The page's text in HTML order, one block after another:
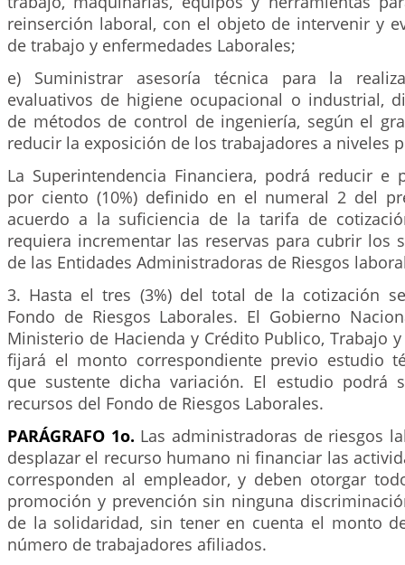
reinserción laboral, con el objeto de intervenir y
de trabajo y enfermedades Laborales;
e) Suministrar asesoría técnica para la
evaluativos de higiene ocupacional o industrial,
de métodos de control de ingeniería, según el
reducir la exposición de los trabajadores a niveles
La Superintendencia Financiera, podrá reducir e
por ciento (10%) definido en el numeral 2 del
acuerdo a la suficiencia de la tarifa de
requiera incrementar las reservas para cubrir los
de las Entidades Administradoras de Riesgos
3. Hasta el tres (3%) del total de la cotización
Fondo de Riesgos Laborales. El Gobierno
Ministerio de Hacienda y Crédito Publico, Trabajo
fijará el monto correspondiente previo estudio
que sustente dicha variación. El estudio podrá
recursos del Fondo de Riesgos Laborales.
PARÁGRAFO 1o. Las administradoras de riesgos
desplazar el recurso humano ni financiar las
corresponden al empleador, y deben otorgar
promoción y prevención sin ninguna
de la solidaridad, sin tener en cuenta el monto
número de trabajadores afiliados.